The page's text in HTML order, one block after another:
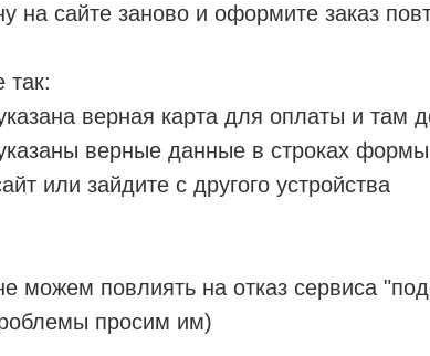
на сайте заново и оформите заказ
так:
верная карта для оплаты и там
верные данные в строках
или зайдите с другого устройства
можем повлиять на отказ сервиса
просим им)